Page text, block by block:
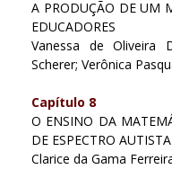
A PRODUÇÃO DE UM
EDUCADORES
Vanessa de Oliveira
Scherer; Verônica
Capítulo 8
O ENSINO DA
DE ESPECTRO AUTISTA
Clarice da Gama